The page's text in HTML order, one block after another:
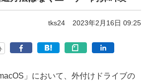
tks24 2023年2月16日 09:25
」において、外付けドライブの